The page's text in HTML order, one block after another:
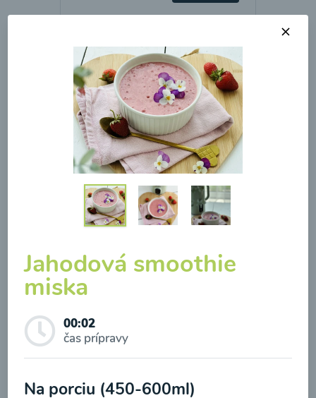
Zeleninová klasik polievka
00:10 Zobraziť
Jahodová smoothie
miska
00:02
čas prípravy
Na porciu (450-600ml)
Odber noviniek a akcií
Odoslaním registrácie na Newsletter súhlasím so
spracovaním osobných údajov pre účely